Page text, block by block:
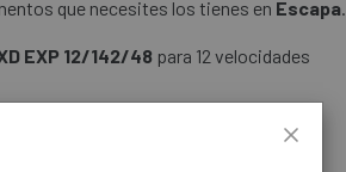
que necesites los tienes en Escapa.
EXP 12/142/48 para 12 velocidades